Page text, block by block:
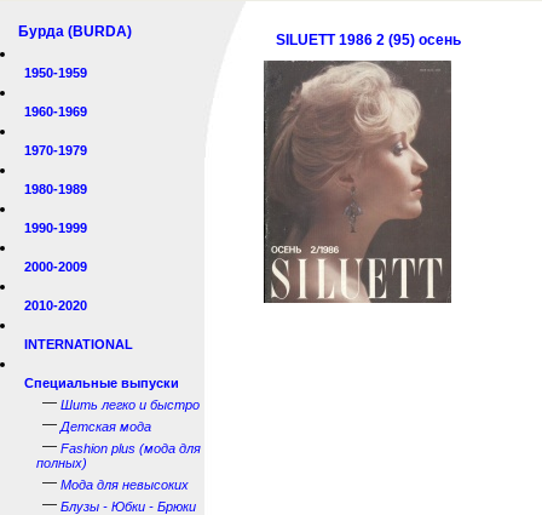
Бурда (BURDA)
1950-1959
1960-1969
1970-1979
1980-1989
1990-1999
2000-2009
2010-2020
INTERNATIONAL
Специальные выпуски
— Шить легко и быстро
— Детская мода
— Fashion plus (мода для
полных)
— Мода для невысоких
— Блузы - Юбки - Брюки
SILUETT 1986 2 (95) осень